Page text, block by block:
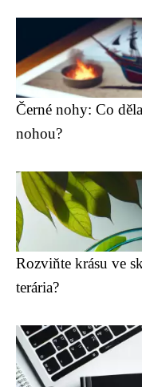
Černé nohy: Co
nohou?
Rozviňte krásu ve
terária?